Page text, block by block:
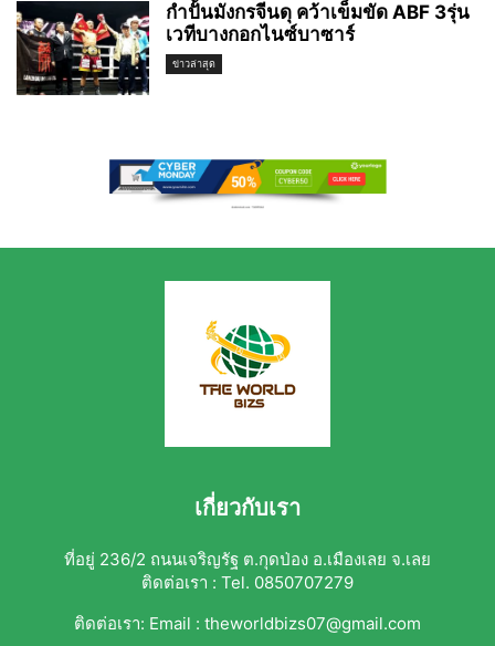
กำปั้นมังกรจีนดุ คว้าเข็มขัด ABF 3รุ่น
เวทีบางกอกไนซ์บาซาร์
ข่าวล่าสุด
เกี่ยวกับเรา
ที่อยู่ 236/2 ถนนเจริญรัฐ ต.กุดป่อง อ.เมืองเลย จ.เลย
ติดต่อเรา : Tel. 0850707279
ติดต่อเรา: Email : theworldbizs07@gmail.com